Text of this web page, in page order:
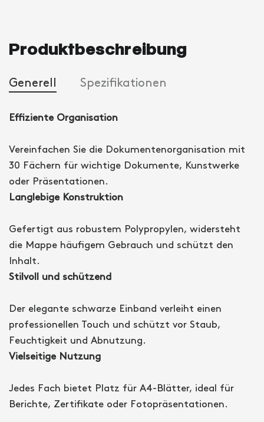
Produktbeschreibung
Generell Spezifikationen
Effiziente Organisation
Vereinfachen Sie die Dokumentenorganisation mit
30 Fächern für wichtige Dokumente, Kunstwerke
oder Präsentationen.
Langlebige Konstruktion
Gefertigt aus robustem Polypropylen, widersteht
die Mappe häufigem Gebrauch und schützt den
Inhalt.
Stilvoll und schützend
Der elegante schwarze Einband verleiht einen
professionellen Touch und schützt vor Staub,
Feuchtigkeit und Abnutzung.
Vielseitige Nutzung
Jedes Fach bietet Platz für A4-Blätter, ideal für
Berichte, Zertifikate oder Fotopräsentationen.